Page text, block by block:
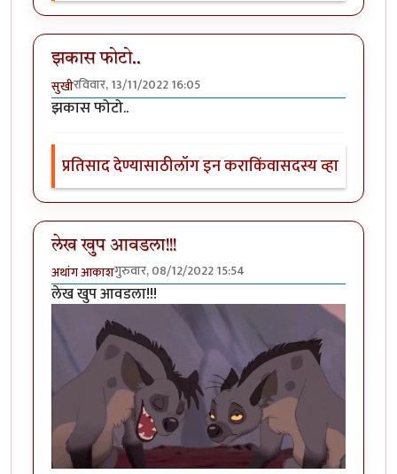
झकास फोटो..
सुखीरविवार, 13/11/2022 16:05
झकास फोटो..
प्रतिसाद देण्यासाठीलॉग इन कराकिंवासदस्य व्हा
लेख खुप आवडला!!!
अथांग आकाशगुरुवार, 08/12/2022 15:54
लेख खुप आवडला!!!